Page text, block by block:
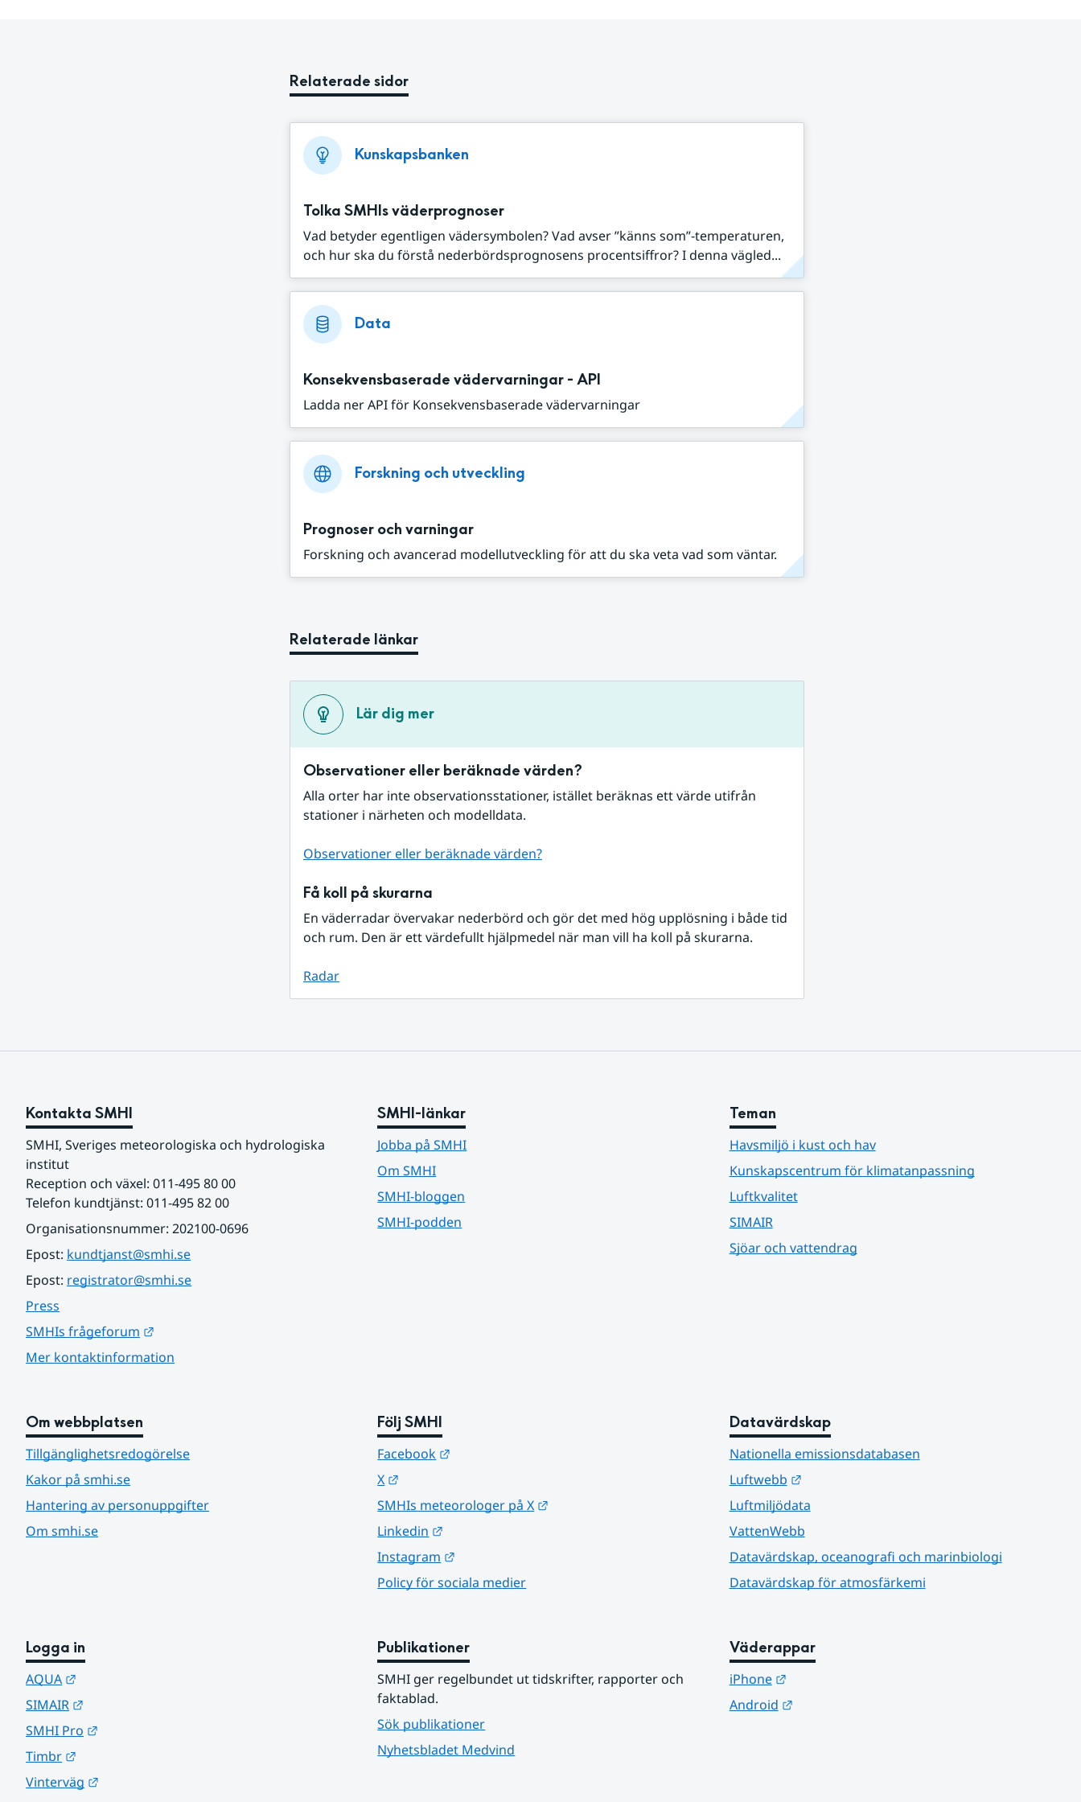
Relaterade sidor
Kunskapsbanken
Tolka SMHIs väderprognoser
Vad betyder egentligen vädersymbolen? Vad avser ”känns som”-temperaturen,
och hur ska du förstå nederbördsprognosens procentsiffror? I denna vägled...
Data
Konsekvensbaserade vädervarningar - API
Ladda ner API för Konsekvensbaserade vädervarningar
Forskning och utveckling
Prognoser och varningar
Forskning och avancerad modellutveckling för att du ska veta vad som väntar.
Relaterade länkar
Lär dig mer
Observationer eller beräknade värden?
Alla orter har inte observationsstationer, istället beräknas ett värde utifrån
stationer i närheten och modelldata.
Observationer eller beräknade värden?
Få koll på skurarna
En väderradar övervakar nederbörd och gör det med hög upplösning i både tid
och rum. Den är ett värdefullt hjälpmedel när man vill ha koll på skurarna.
Radar
Kontakta SMHI
SMHI, Sveriges meteorologiska och hydrologiska
institut
Reception och växel: 011-495 80 00
Telefon kundtjänst: 011-495 82 00
Organisationsnummer: 202100-0696
Epost: kundtjanst@smhi.se
Epost: registrator@smhi.se
Press
SMHIs frågeforum
Mer kontaktinformation
SMHI-länkar
Jobba på SMHI
Om SMHI
SMHI-bloggen
SMHI-podden
Teman
Havsmiljö i kust och hav
Kunskapscentrum för klimatanpassning
Luftkvalitet
SIMAIR
Sjöar och vattendrag
Om webbplatsen
Tillgänglighetsredogörelse
Kakor på smhi.se
Hantering av personuppgifter
Om smhi.se
Följ SMHI
Facebook
X
SMHIs meteorologer på X
Linkedin
Instagram
Policy för sociala medier
Datavärdskap
Nationella emissionsdatabasen
Luftwebb
Länk till annan webbplats.
Luftmiljödata
VattenWebb
Datavärdskap, oceanografi och marinbiologi
Datavärdskap för atmosfärkemi
Logga in
AQUA
SIMAIR
SMHI Pro
Timbr
Vinterväg
Publikationer
SMHI ger regelbundet ut tidskrifter, rapporter och
faktablad.
Sök publikationer
Nyhetsbladet Medvind
Väderappar
iPhone
Länk till annan webbplats.
Android
Länk till annan webbplats.